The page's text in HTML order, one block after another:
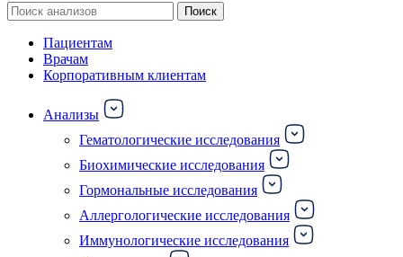
Поиск
по:
Поиск
Пациентам
Врачам
Корпоративным клиентам
Анализы
Гематологические исследования
Биохимические исследования
Гормональные исследования
Аллергологические исследования
Иммунологические исследования